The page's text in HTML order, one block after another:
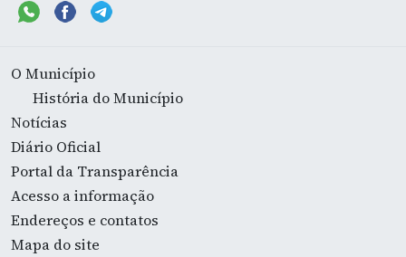
O Município
História do Município
Notícias
Diário Oficial
Portal da Transparência
Acesso a informação
Endereços e contatos
Mapa do site